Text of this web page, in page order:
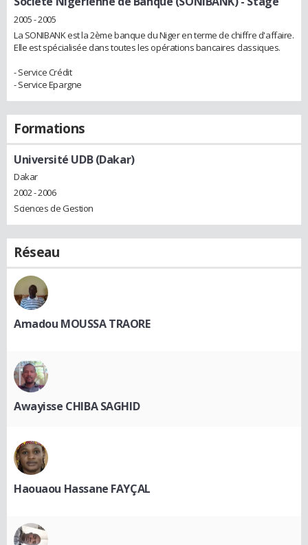
2005 - 2005
La SONIBANK est la 2ème banque du Niger en terme de chiffre d'affaire.
Elle est spécialisée dans toutes les opérations bancaires classiques.
- Service Crédit
- Service Epargne
Formations
Université UDB (Dakar)
Dakar
2002 - 2006
Sciences de Gestion
Réseau
Amadou MOUSSA TRAORE
Awayisse CHIBA SAGHID
Haouaou Hassane FAYÇAL